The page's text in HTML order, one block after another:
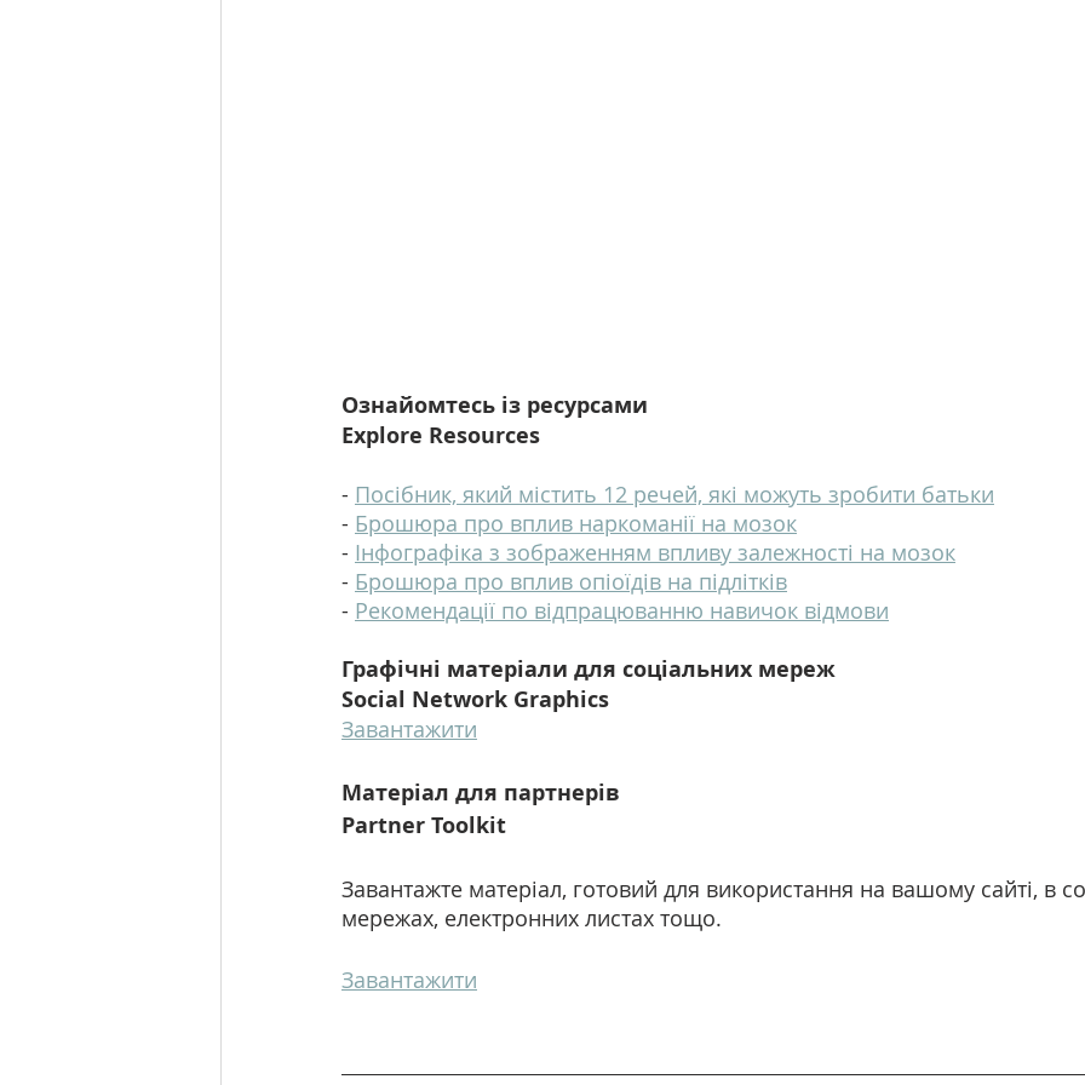
Ознайомтесь із ресурсами
Explore Resources
- Посібник, який містить 12 речей, які можуть зробити батьки
- Брошюра про вплив наркоманії на мозок
- Інфографіка з зображенням впливу залежності на мозок
- Брошюра про вплив опіоїдів на підлітків
- Рекомендації по відпрацюванню навичок відмови
Графічні матеріали для соціальних мереж
Social Network Graphics
Завантажити
Матеріал для партнерів
Partner Toolkit
Завантажте матеріал, готовий для використання на вашому сайті, в
мережах, електронних листах тощо.
Завантажити